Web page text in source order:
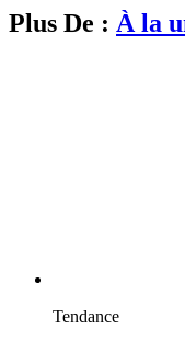
Plus De : À la
Tendance